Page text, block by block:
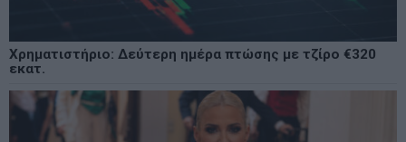
Χρηματιστήριο: Δεύτερη ημέρα πτώσης με τζίρο €320
εκατ.